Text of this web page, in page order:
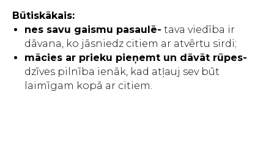
Būtiskākais:
nes savu gaismu pasaulē- tava viedība ir
dāvana, ko jāsniedz citiem ar atvērtu sirdi;
mācies ar prieku pieņemt un dāvāt rūpes-
dzīves pilnība ienāk, kad atļauj sev būt
laimīgam kopā ar citiem.